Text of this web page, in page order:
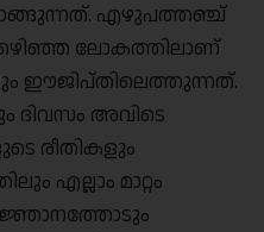
എഴുപത്തഞ്ച്
ലോകത്തിലാണ്
ഈജിപ്തിലെത്തുന്നത്.
ദിവസം അവിടെ
രീതികളും
എല്ലാം മാറ്റം